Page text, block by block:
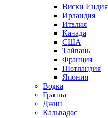
Виски Индия
Ирландия
Италия
Канада
США
Тайвань
Франция
Шотландия
Япония
Водка
Граппа
Джин
Кальвадос